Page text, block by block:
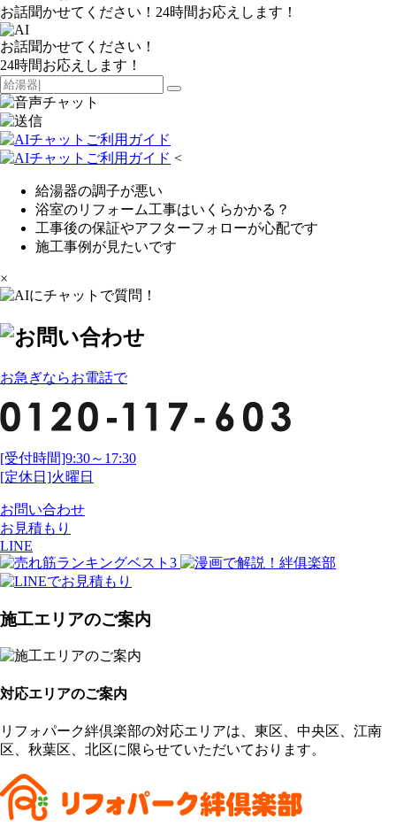
お話聞かせてください！24時間お応えします！
お話聞かせてください！
24時間お応えします！
<
給湯器の調子が悪い
浴室のリフォーム工事はいくらかかる？
工事後の保証やアフターフォローが心配です
施工事例が見たいです
×
お急ぎならお電話で
[受付時間]9:30～17:30
[定休日]火曜日
お問い合わせ
お見積もり
LINE
施工エリアのご案内
対応エリアのご案内
リフォパーク絆倶楽部の対応エリアは、東区、中央区、江南
区、秋葉区、北区に限らせていただいております。